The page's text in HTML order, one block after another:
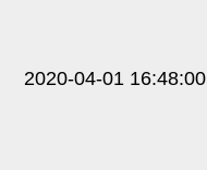
2020-04-01 16:48:00